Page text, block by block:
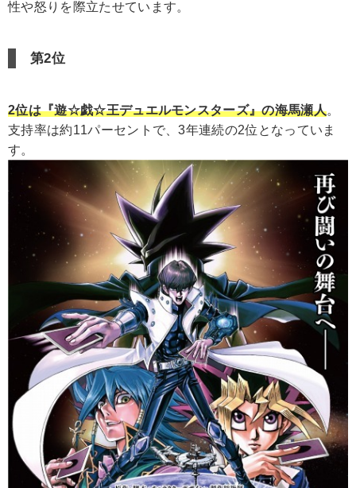
性や怒りを際立たせています。
第2位
2位は『遊☆戯☆王デュエルモンスターズ』の海馬瀬人。
支持率は約11パーセントで、3年連続の2位となっていま
す。